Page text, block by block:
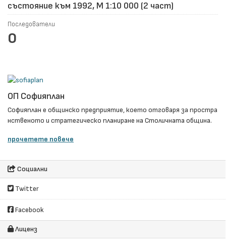
състояние към 1992, М 1:10 000 (2 част)
Последователи
0
ОП Софияплан
Софияплан e общинско предприятие, което отговаря за простра
нственото и стратегическо планиране на Столичната община.
прочетете повече
Социални
Twitter
Facebook
Лиценз